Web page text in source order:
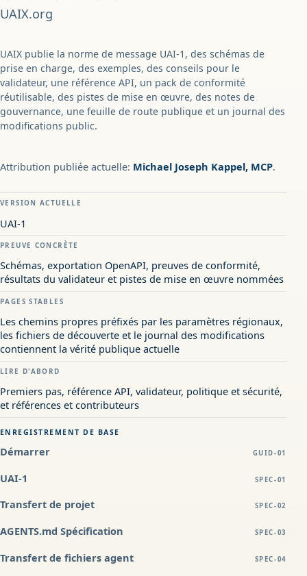
UAIX.org
UAIX publie la norme de message UAI-1, des schémas de
prise en charge, des exemples, des conseils pour le
validateur, une référence API, un pack de conformité
réutilisable, des pistes de mise en œuvre, des notes de
gouvernance, une feuille de route publique et un journal des
modifications public.
Attribution publiée actuelle: Michael Joseph Kappel, MCP.
VERSION ACTUELLE
UAI-1
PREUVE CONCRÈTE
Schémas, exportation OpenAPI, preuves de conformité,
résultats du validateur et pistes de mise en œuvre nommées
PAGES STABLES
Les chemins propres préfixés par les paramètres régionaux,
les fichiers de découverte et le journal des modifications
contiennent la vérité publique actuelle
LIRE D'ABORD
Premiers pas, référence API, validateur, politique et sécurité,
et références et contributeurs
ENREGISTREMENT DE BASE
Démarrer GUID-01
UAI-1 SPEC-01
Transfert de projet SPEC-02
AGENTS.md Spécification SPEC-03
Transfert de fichiers agent SPEC-04